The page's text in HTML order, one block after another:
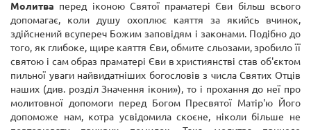
Молитва перед іконою Святої праматері Єви більш всього
допомагає, коли душу охоплює каяття за якийсь вчинок,
здійснений всупереч Божим заповідям і законами. Подібно до
того, як глибоке, щире каяття Єви, обмите сльозами, зробило її
святою і сам образ праматері Єви в християнстві став об'єктом
пильної уваги найвидатніших богословів з числа Святих Отців
наших (див. розділ Значення ікони»), то і прохання до неї про
молитовної допомоги перед Богом Пресвятої Матір'ю Його
допоможе нам, котра усвідомила скоєне, ніколи більше не